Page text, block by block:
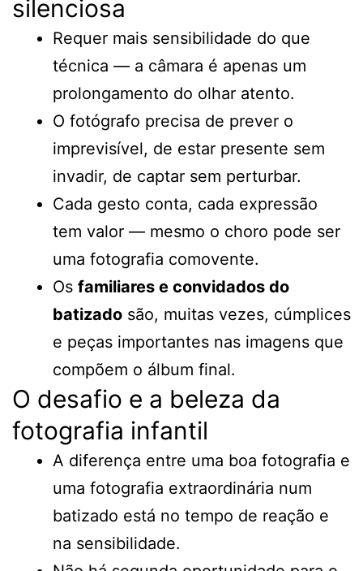
silenciosa
Requer mais sensibilidade do que
técnica — a câmara é apenas um
prolongamento do olhar atento.
O fotógrafo precisa de prever o
imprevisível, de estar presente sem
invadir, de captar sem perturbar.
Cada gesto conta, cada expressão
tem valor — mesmo o choro pode ser
uma fotografia comovente.
Os familiares e convidados do
batizado são, muitas vezes, cúmplices
e peças importantes nas imagens que
compõem o álbum final.
O desafio e a beleza da
fotografia infantil
A diferença entre uma boa fotografia e
uma fotografia extraordinária num
batizado está no tempo de reação e
na sensibilidade.